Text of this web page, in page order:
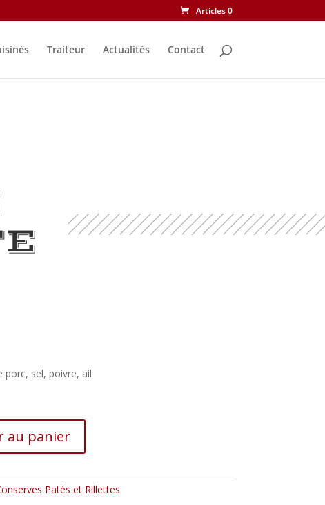
Articles 0
Traiteur Actualités Contact
porc, sel, poivre, ail
au panier
Patés et Rillettes